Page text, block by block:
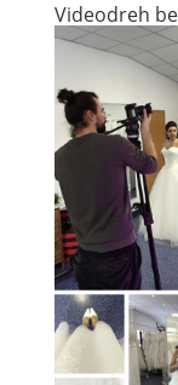
Videodreh